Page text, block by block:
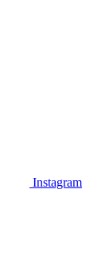
Instagram